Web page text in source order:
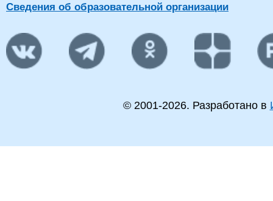
Сведения об образовательной организации
© 2001-2026. Разработано в